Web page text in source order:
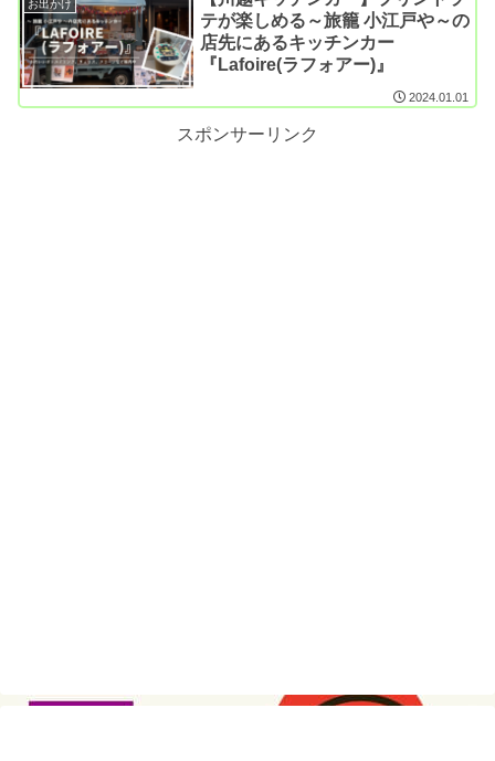
お出かけ
テが楽しめる～旅籠 小江戸や～の
店先にあるキッチンカー
『Lafoire(ラフォアー)』
2024.01.01
スポンサーリンク